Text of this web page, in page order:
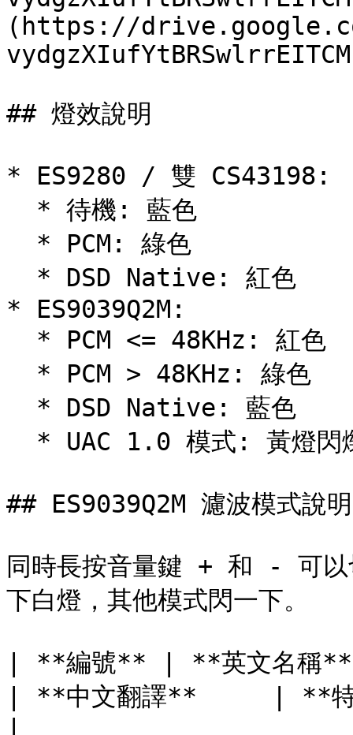
(https://
## 燈效說明
* ES9280 / 雙 CS43198:
* ES9039Q2M:
## ES9039Q2M 濾波模式說明
同時長按音量鍵 + 和 - 可以
下白燈，其他模式閃一下。
| **編號** | **英文名稱**
| **中文翻譯**     | **特